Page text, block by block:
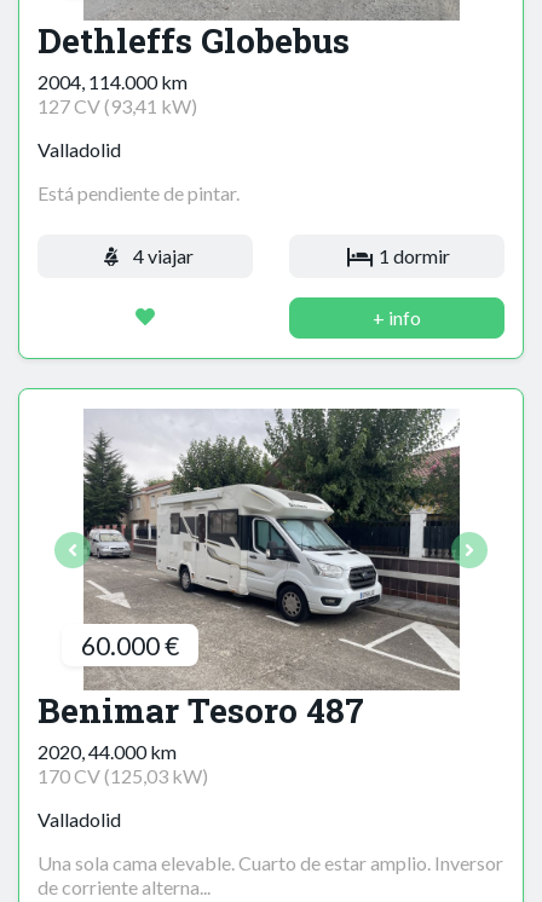
Dethleffs Globebus
2004, 114.000 km
127 CV (93,41 kW)
Valladolid
Está pendiente de pintar.
4 viajar 1 dormir
+ info
60.000 €
Benimar Tesoro 487
2020, 44.000 km
170 CV (125,03 kW)
Valladolid
Una sola cama elevable. Cuarto de estar amplio. Inversor
de corriente alterna...